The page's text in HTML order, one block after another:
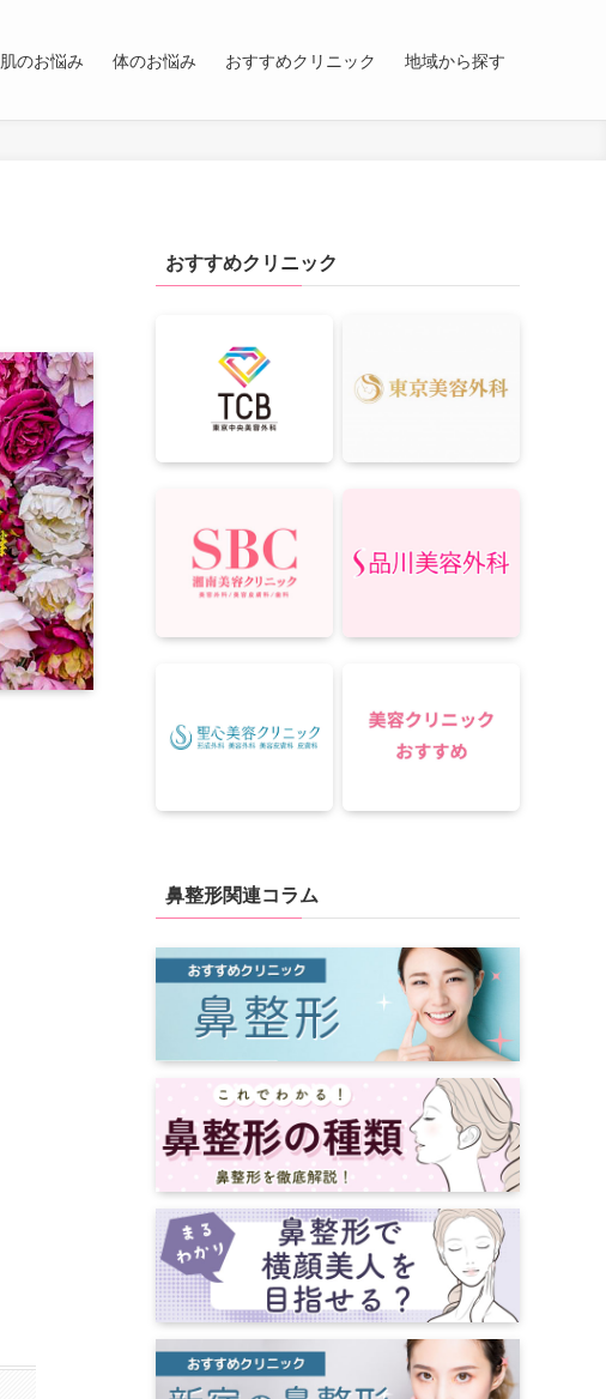
肌のお悩み 体のお悩み おすすめクリニック 地域から探す
おすすめクリニック
鼻整形関連コラム